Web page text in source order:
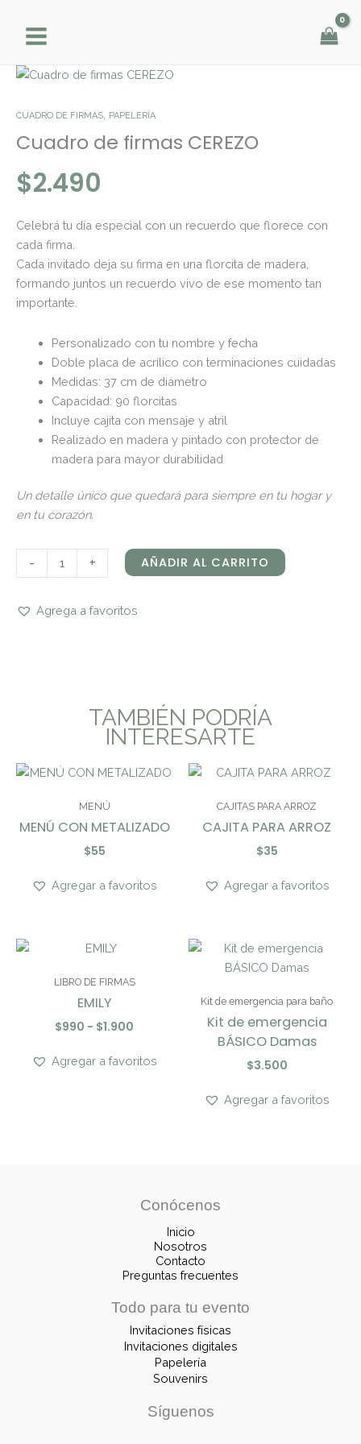
contenido
CUADRO DE FIRMAS PAPELERÍA
Cuadro de firmas CEREZO
$2.490
Celebrá tu día especial con un recuerdo que florece con
cada firma.
Cada invitado deja su firma en una florcita de madera,
formando juntos un recuerdo vivo de ese momento tan
importante.
Personalizado con tu nombre y fecha
Doble placa de acrílico con terminaciones cuidadas
Medidas: 37 cm de diámetro
Capacidad: 90 florcitas
Incluye cajita con mensaje y atril
Realizado en madera y pintado con protector de
madera para mayor durabilidad
Un detalle único que quedará para siempre en tu hogar y
en tu corazón.
-
Cuadro
firmas
cantidad
+ AÑADIR AL CARRITO
Agrega a favoritos
TAMBIÉN PODRÍA
INTERESARTE
MENÚ
MENÚ CON METALIZADO
$55
Agregar a favoritos
CAJITAS PARA ARROZ
CAJITA PARA ARROZ
$35
Agregar a favoritos
LIBRO DE FIRMAS
EMILY
$990 - $1.900
desde
Agregar a favoritos
Kit de emergencia para baño
Kit de emergencia
BÁSICO Damas
$3.500
Agregar a favoritos
Conócenos
Inicio
Nosotros
Contacto
Preguntas frecuentes
Todo para tu evento
Invitaciones físicas
Invitaciones digitales
Papelería
Souvenirs
Síguenos